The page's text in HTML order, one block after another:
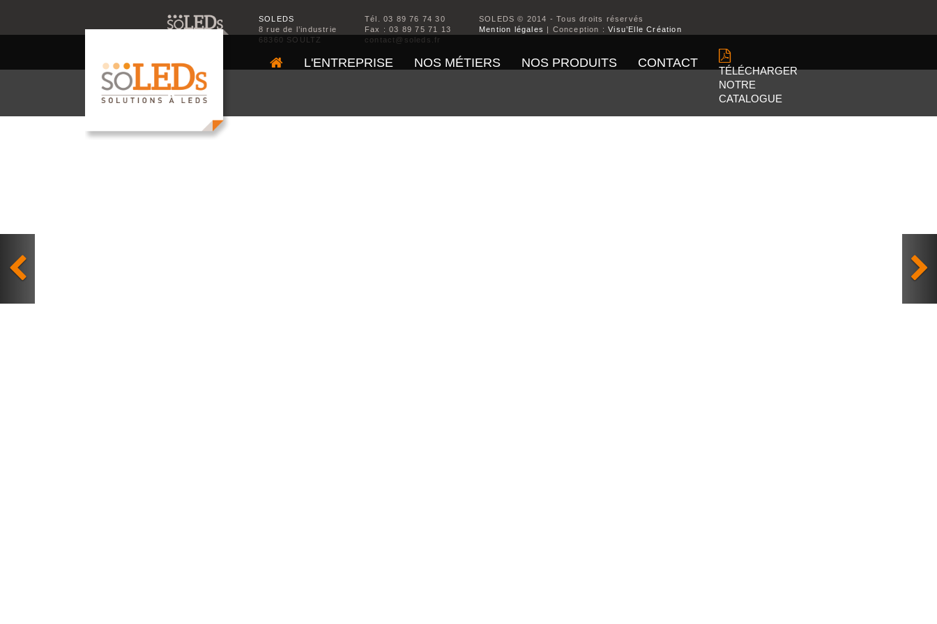
L'ENTREPRISE NOS MÉTIERS NOS PRODUITS CONTACT
TÉLÉCHARGER
NOTRE
CATALOGUE
SOLEDS
8 rue de l’industrie
68360 SOULTZ
Tél. 03 89 76 74 30
Fax : 03 89 75 71 13
contact@soleds.fr
SOLEDS © 2014 - Tous droits réservés
Mention légales | Conception :Visu’Elle Création